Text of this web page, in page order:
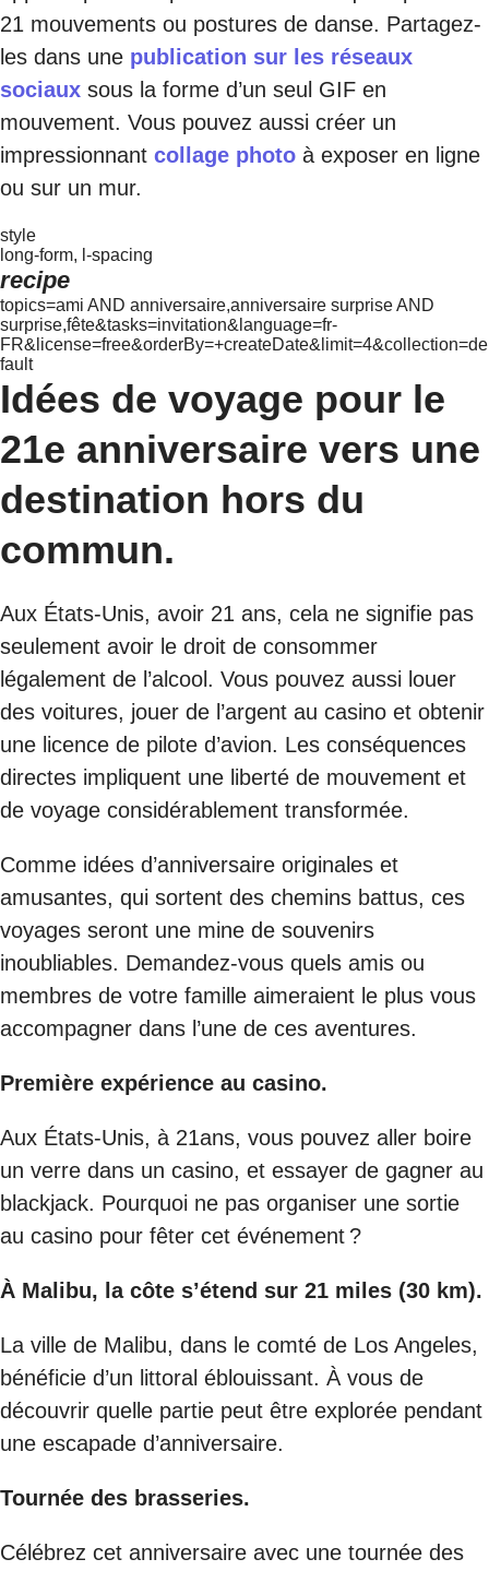
21 mouvements ou postures de danse. Partagez-
les dans une publication sur les réseaux
sociaux sous la forme d’un seul GIF en
mouvement. Vous pouvez aussi créer un
impressionnant collage photo à exposer en ligne
ou sur un mur.
style
long-form, l-spacing
recipe
topics=ami AND anniversaire,anniversaire surprise AND
surprise,fête&tasks=invitation&language=fr-
FR&license=free&orderBy=+createDate&limit=4&collection=de
fault
Idées de voyage pour le
21e anniversaire vers une
destination hors du
commun.
Aux États-Unis, avoir 21 ans, cela ne signifie pas
seulement avoir le droit de consommer
légalement de l’alcool. Vous pouvez aussi louer
des voitures, jouer de l’argent au casino et obtenir
une licence de pilote d’avion. Les conséquences
directes impliquent une liberté de mouvement et
de voyage considérablement transformée.
Comme idées d’anniversaire originales et
amusantes, qui sortent des chemins battus, ces
voyages seront une mine de souvenirs
inoubliables. Demandez-vous quels amis ou
membres de votre famille aimeraient le plus vous
accompagner dans l’une de ces aventures.
Première expérience au casino.
Aux États-Unis, à 21ans, vous pouvez aller boire
un verre dans un casino, et essayer de gagner au
blackjack. Pourquoi ne pas organiser une sortie
au casino pour fêter cet événement ?
À Malibu, la côte s’étend sur 21 miles (30 km).
La ville de Malibu, dans le comté de Los Angeles,
bénéficie d’un littoral éblouissant. À vous de
découvrir quelle partie peut être explorée pendant
une escapade d’anniversaire.
Tournée des brasseries.
Célébrez cet anniversaire avec une tournée des